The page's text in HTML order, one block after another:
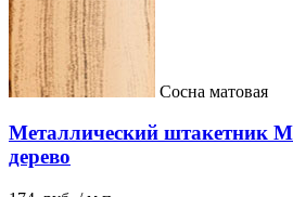
Сосна матовая
Металлический штакетник
дерево